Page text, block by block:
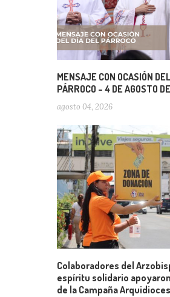
MENSAJE CON OCASIÓN
PÁRROCO – 4 DE AGOSTO
agosto 04, 2026
Colaboradores del
espíritu solidario
de la Campaña